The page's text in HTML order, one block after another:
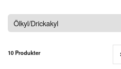
underÖlkyl/Drickakyl
Ölkyl/Drickakyl
10 Produkter